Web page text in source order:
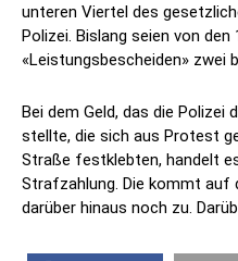
unteren Viertel des
Polizei. Bislang seien von
«Leistungsbescheiden» zwei
Bei dem Geld, das die Polizei
stellte, die sich aus Protest
Straße festklebten, handelt
Strafzahlung. Die kommt auf
darüber hinaus noch zu.